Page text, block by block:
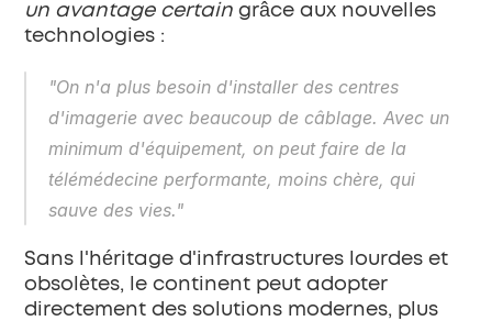
un avantage certain grâce aux nouvelles
technologies :
"On n'a plus besoin d'installer des centres
d'imagerie avec beaucoup de câblage. Avec un
minimum d'équipement, on peut faire de la
télémédecine performante, moins chère, qui
sauve des vies."
Sans l'héritage d'infrastructures lourdes et
obsolètes, le continent peut adopter
directement des solutions modernes, plus